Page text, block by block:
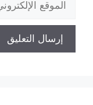
الإلكتروني